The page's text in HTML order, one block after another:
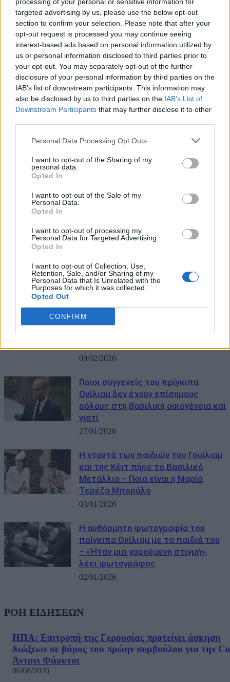
targeted advertising by us, please use the below opt-out
section to confirm your selection. Please note that after your
opt-out request is processed you may continue seeing
interest-based ads based on personal information utilized by
us or personal information disclosed to third parties prior to
your opt-out. You may separately opt-out of the further
disclosure of your personal information by third parties on the
IAB’s list of downstream participants. This information may
also be disclosed by us to third parties on the IAB’s List of
Downstream Participants that may further disclose it to other
Personal Data Processing Opt Outs
I want to opt-out of the Sharing of my
personal data.
Opted In
I want to opt-out of the Sale of my
Personal Data.
Opted In
I want to opt-out of processing my
Personal Data for Targeted Advertising.
Opted In
I want to opt-out of Collection, Use,
Retention, Sale, and/or Sharing of my
Personal Data that Is Unrelated with the
Purposes for which it was collected.
Opted Out
CONFIRM
για τις φωτογραφίες
Daily Mail: Μετά τον Άντριου το
Γουίλιαμ
21/02/2026
«Βαθιά ανήσυχοι» ο Ουίλιαμ και η
Κέιτ για την υπόθεση Έπσταϊν – Τι
αποκαλύπτει εκπρόσωπος του
09/02/2026
Ποιοι συγγενείς του πρίγκιπα
Ουίλιαμ δεν έχουν επίσημους
ρόλους στη βασιλική οικογένεια και
γιατί
27/01/2026
Η νταντά των παιδιών του Γουίλιαμ
και της Κέιτ πήρε το Βασιλικό
Μετάλλιο – Ποια είναι η Μαρία
Τερέζα Μποράλο
03/01/2026
Η αυθόρμητη φωτογραφία του
πρίγκιπα Ουίλιαμ με τα παιδιά του
– «Ήταν μια χαρούμενη στιγμή»,
λέει φωτογράφος
02/01/2026
ΡΟΗ ΕΙΔΗΣΕΩΝ
ΗΠΑ: Επιτροπή της Γερουσίας προτείνει άσκηση
διώξεων σε βάρος του πρώην συμβούλου για την
Άντονι Φάουτσι
06/08/2026